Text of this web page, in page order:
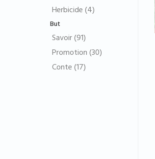
Herbicide (4)
But
Savoir (91)
Promotion (30)
Conte (17)